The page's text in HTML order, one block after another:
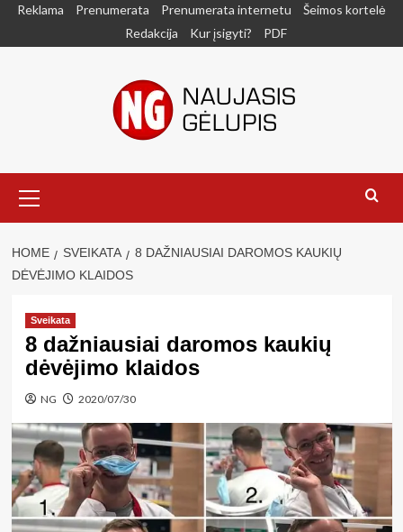
SkipReklama Prenumerata Prenumerata internetu
Šeimos kortelė
Redakcija
Kur įsigyti? PDF
Menu
HOME SVEIKATA
8 DAŽNIAUSIAI DAROMOS KAUKIŲ
DĖVĖJIMO KLAIDOS
Sveikata
8 dažniausiai daromos kaukių
dėvėjimo klaidos
NG 2020/07/30